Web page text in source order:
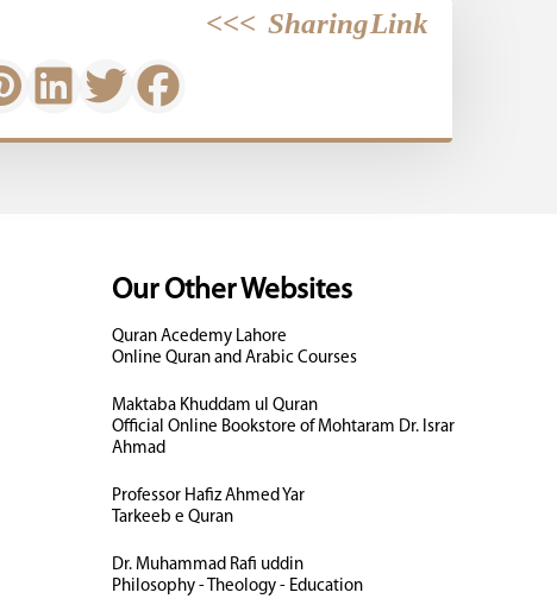
Sharing Link
>>>
Our Other Websites
Quran Acedemy Lahore
Online Quran and Arabic Courses
Maktaba Khuddam ul Quran
Official Online Bookstore of Mohtaram Dr. Israr
Ahmad
Professor Hafiz Ahmed Yar
Tarkeeb e Quran
Dr. Muhammad Rafi uddin
Philosophy - Theology - Education